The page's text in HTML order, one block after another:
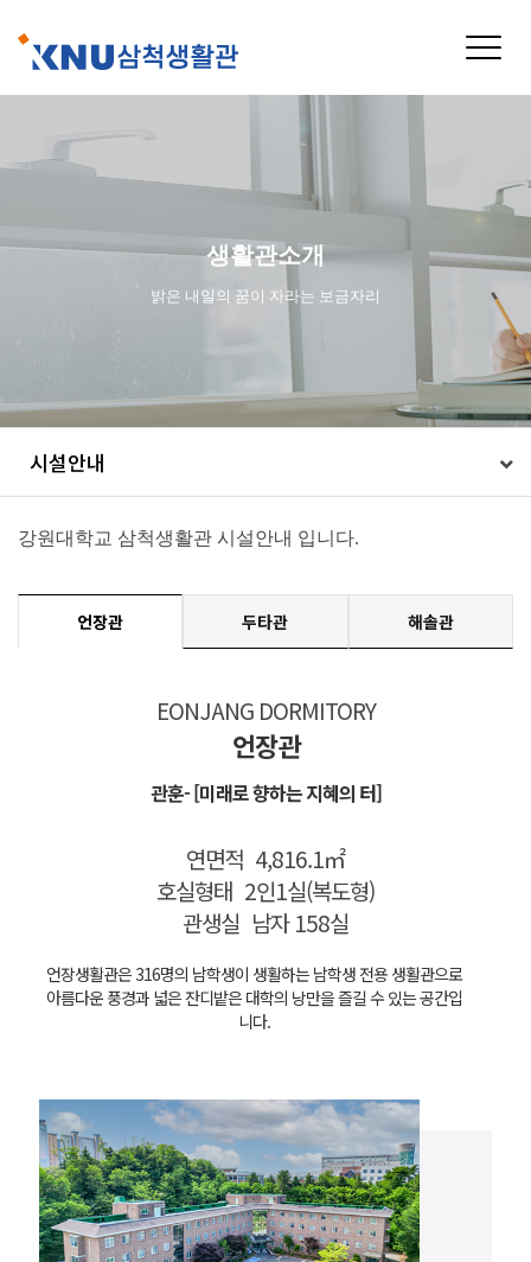
Toggle
생활관소개
밝은 내일의 꿈이 자라는 보금자리
시설안내
시설안내
강원대학교 삼척생활관 시설안내 입니다.
언장관 두타관 해솔관
EONJANG DORMITORY
언장관
관훈- [미래로 향하는 지혜의 터]
연면적 4,816.1㎡
호실형태 2인1실(복도형)
관생실 남자 158실
언장생활관은 316명의 남학생이 생활하는 남학생 전용 생활관으로
아름다운 풍경과 넓은 잔디밭은 대학의 낭만을 즐길 수 있는 공간입
니다.